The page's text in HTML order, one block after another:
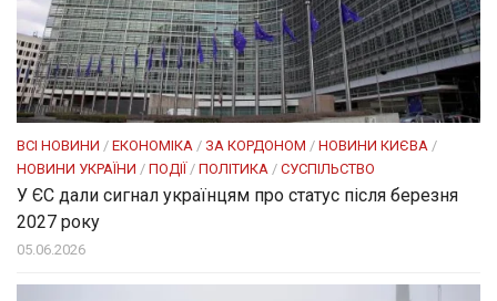
ВСІ НОВИНИ / ЕКОНОМІКА / ЗА КОРДОНОМ / НОВИНИ КИЄВА /
НОВИНИ УКРАЇНИ / ПОДІЇ/ ПОЛІТИКА / СУСПІЛЬСТВО
У ЄС дали сигнал українцям про статус після березня
2027 року
05.06.2026